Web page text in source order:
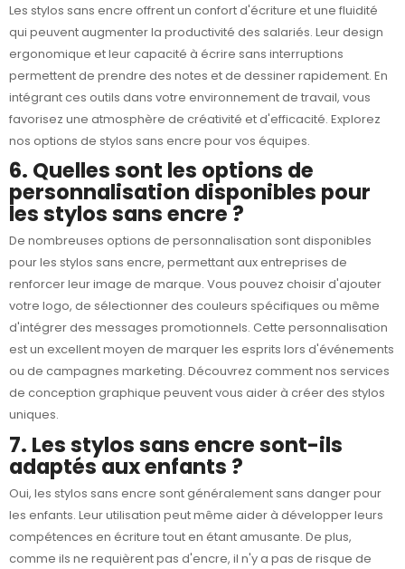
Les stylos sans encre offrent un confort d'écriture et une fluidité
qui peuvent augmenter la productivité des salariés. Leur design
ergonomique et leur capacité à écrire sans interruptions
permettent de prendre des notes et de dessiner rapidement. En
intégrant ces outils dans votre environnement de travail, vous
favorisez une atmosphère de créativité et d'efficacité. Explorez
nos options de stylos sans encre pour vos équipes.
6. Quelles sont les options de
personnalisation disponibles pour
les stylos sans encre ?
De nombreuses options de personnalisation sont disponibles
pour les stylos sans encre, permettant aux entreprises de
renforcer leur image de marque. Vous pouvez choisir d'ajouter
votre logo, de sélectionner des couleurs spécifiques ou même
d'intégrer des messages promotionnels. Cette personnalisation
est un excellent moyen de marquer les esprits lors d'événements
ou de campagnes marketing. Découvrez comment nos services
de conception graphique peuvent vous aider à créer des stylos
uniques.
7. Les stylos sans encre sont-ils
adaptés aux enfants ?
Oui, les stylos sans encre sont généralement sans danger pour
les enfants. Leur utilisation peut même aider à développer leurs
compétences en écriture tout en étant amusante. De plus,
comme ils ne requièrent pas d'encre, il n'y a pas de risque de